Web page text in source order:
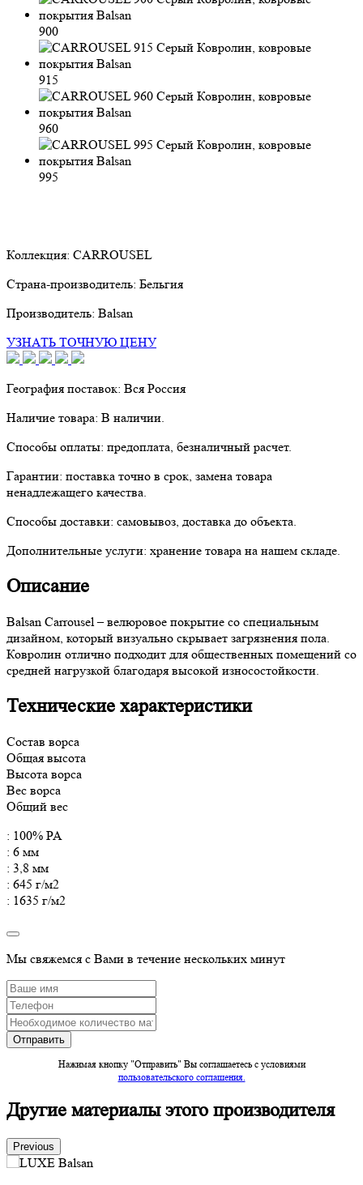
900
915
960
995
Коллекция: CARROUSEL
Страна-производитель: Бельгия
Производитель: Balsan
УЗНАТЬ ТОЧНУЮ ЦЕНУ
География поставок: Вся Россия
Наличие товара: В наличии.
Способы оплаты: предоплата, безналичный расчет.
Гарантии: поставка точно в срок, замена товара
ненадлежащего качества.
Способы доставки: самовывоз, доставка до объекта.
Дополнительные услуги: хранение товара на нашем складе.
Описание
Balsan Carrousel – велюровое покрытие со специальным
дизайном, который визуально скрывает загрязнения пола.
Ковролин отлично подходит для общественных помещений со
средней нагрузкой благодаря высокой износостойкости.
Технические характеристики
Состав ворса
Общая высота
Высота ворса
Вес ворса
Общий вес
: 100% PA
: 6 мм
: 3,8 мм
: 645 г/м2
: 1635 г/м2
Мы свяжемся с Вами в течение нескольких минут
Нажимая кнопку "Отправить" Вы соглашаетесь c условиями
пользовательского соглашения.
Другие материалы этого производителя
Previous